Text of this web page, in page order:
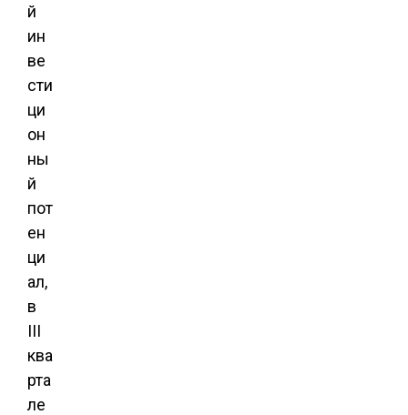
й
ин
ве
сти
ци
он
ны
й
пот
ен
ци
ал,
в
III
ква
рта
ле